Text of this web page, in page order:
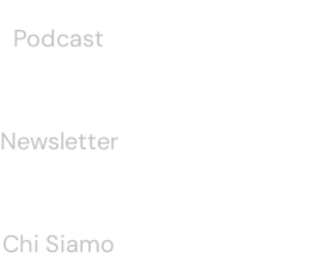
Podcast
Newsletter
Chi Siamo